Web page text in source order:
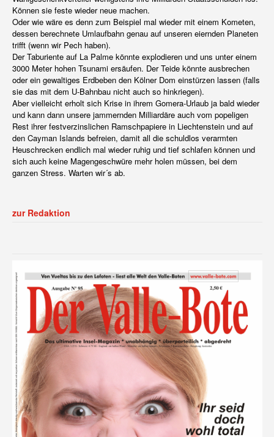
Können sie feste wieder neue machen.
Oder wie wäre es denn zum Beispiel mal wieder mit einem Kometen,
dessen berechnete Umlaufbahn genau auf unseren eiernden Planeten
trifft (wenn wir Pech haben).
Der Taburiente auf La Palme könnte explodieren und uns unter einem
3000 Meter hohen Tsunami ersäufen. Der Teide könnte ausbrechen
oder ein gewaltiges Erdbeben den Kölner Dom einstürzen lassen (falls
sie das mit dem U-Bahnbau nicht auch so hinkriegen).
Aber vielleicht erholt sich Krise in ihrem Gomera-Urlaub ja bald wieder
und kann dann unsere jammernden Milliardäre auch vom popeligen
Rest ihrer festverzinslichen Ramschpapiere in Liechtenstein und auf
den Cayman Islands befreien, damit all die schuldlos verarmten
Heuschrecken endlich mal wieder ruhig und tief schlafen können und
sich auch keine Magengeschwüre mehr holen müssen, bei dem
ganzen Stress. Warten wir´s ab.
zur Redaktion